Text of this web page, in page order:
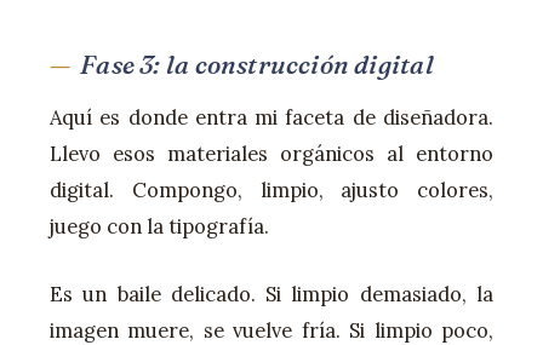
Fase 3: la construcción digital
Aquí es donde entra mi faceta de diseñadora.
Llevo esos materiales orgánicos al entorno
digital. Compongo, limpio, ajusto colores,
juego con la tipografía.
Es un baile delicado. Si limpio demasiado, la
imagen muere, se vuelve fría. Si limpio poco,